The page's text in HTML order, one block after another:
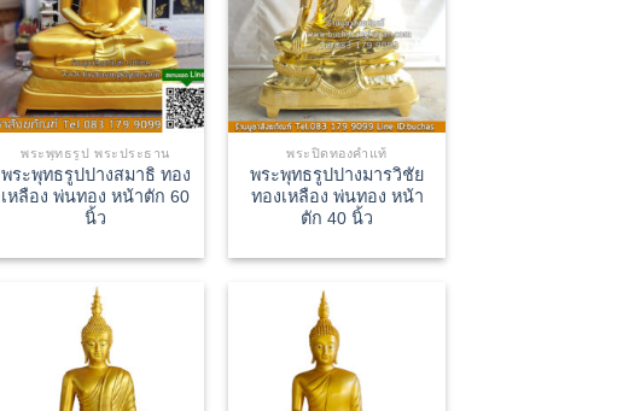
พระพุทธรูป พระประธาน
พระพุทธรูปปางสมาธิ ทอง
เหลือง พ่นทอง หน้าตัก 60
นิ้ว
พระปิดทองคำแท้
พระพุทธรูปปางมารวิชัย
ทองเหลือง พ่นทอง หน้า
ตัก 40 นิ้ว